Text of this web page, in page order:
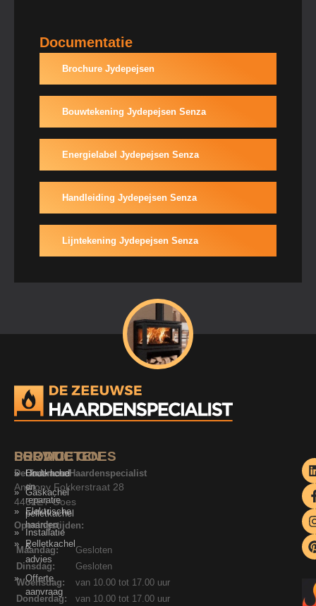
Documentatie
Brochure Jydepejsen
Bouwtekening Jydepejsen Senza
Energielabel Jydepejsen Senza
Handleiding Jydepejsen Senza
Lijntekening Jydepejsen Senza
SERVICE
Onderhoud
en
reparatie
pelletkachel
Installatie
&
advies
Offerte
aanvraag
PRODUCTEN
Houtkachel
Gaskachel
Elektrische
haarden
Pelletkachel
LOCATIE GOES
De Zeeuwse Haardenspecialist
Anthony Fokkerstraat 28
4462ET Goes
Openingstijden:
Maandag:
Gesloten
Dinsdag:
Gesloten
Woensdag:
van 10.00 tot 17.00 uur
Donderdag:
van 10.00 tot 17.00 uur